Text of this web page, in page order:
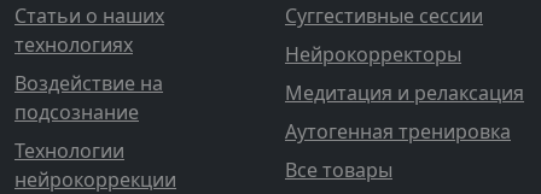
Статьи о наших
технологиях
Воздействие на
подсознание
Технологии
нейрокоррекции
Суггестивные сессии
Нейрокорректоры
Медитация и релаксация
Аутогенная тренировка
Все товары